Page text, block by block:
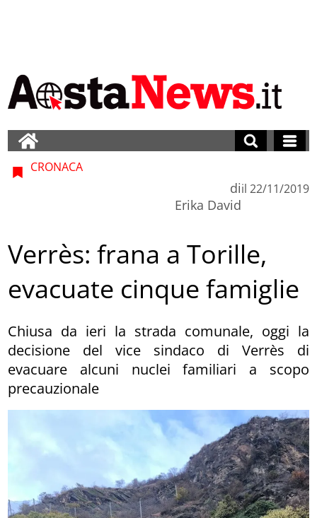
CRONACA
di
Erika David
il 22/11/2019
Verrès: frana a Torille,
evacuate cinque famiglie
Chiusa da ieri la strada comunale, oggi la
decisione del vice sindaco di Verrès di
evacuare alcuni nuclei familiari a scopo
precauzionale